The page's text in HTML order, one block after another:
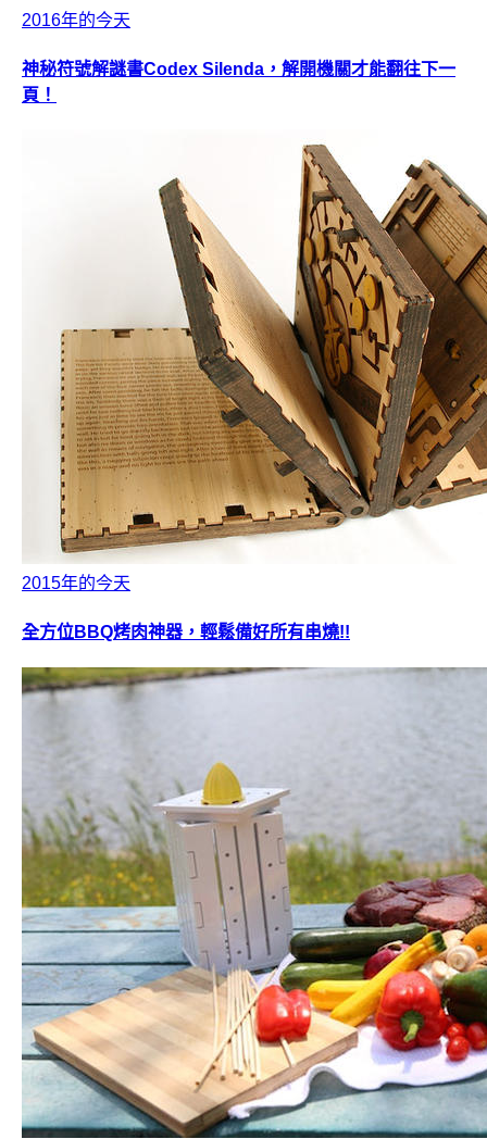
2016年的今天
神秘符號解謎書Codex Silenda，解開機關才能翻往下一
頁！
2015年的今天
全方位BBQ烤肉神器，輕鬆備好所有串燒!!